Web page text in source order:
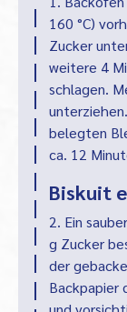
160 °C)
Zucker
weitere 4
schlagen.
belegten
ca. 12
Biskuit
2. Ein
g Zucker
der
Backpapier